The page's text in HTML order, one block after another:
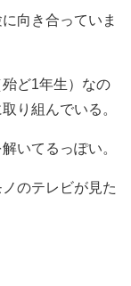
向き合っていま
ど1年生）なの
り組んでいる。
いてるっぽい。
のテレビが見た